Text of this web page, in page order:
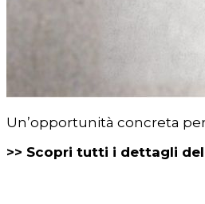
Un’opportunità concreta
>> Scopri tutti i dettagli